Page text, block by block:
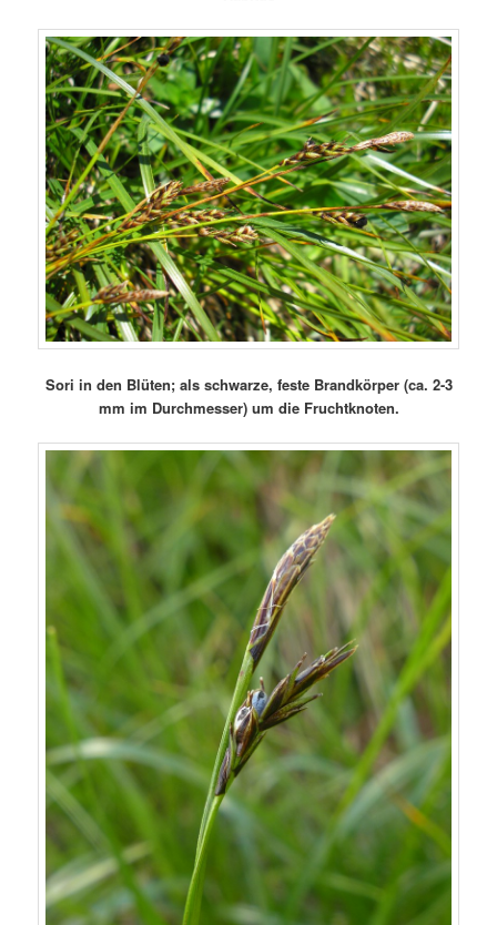
Sori in den Blüten; als schwarze, feste Brandkörper (ca. 2-3
mm im Durchmesser) um die Fruchtknoten.